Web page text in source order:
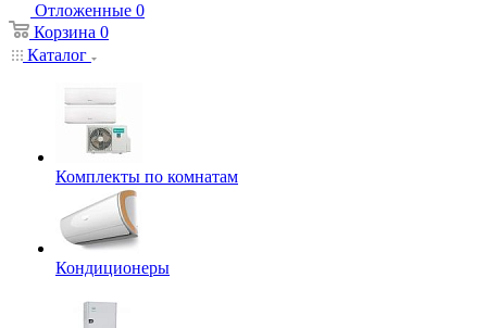
Отложенные 0
Корзина 0
Каталог
Комплекты по комнатам
Кондиционеры